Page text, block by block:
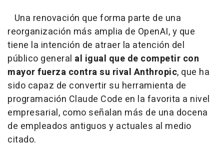
Una renovación que forma parte de una
reorganización más amplia de OpenAI, y que
tiene la intención de atraer la atención del
público general al igual que de competir con
mayor fuerza contra su rival Anthropic, que ha
sido capaz de convertir su herramienta de
programación Claude Code en la favorita a nivel
empresarial, como señalan más de una docena
de empleados antiguos y actuales al medio
citado.